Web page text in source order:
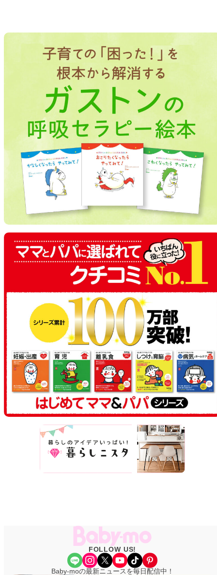
FOLLOW US!
Share Icon Instagram X YouTube TikTok Pinterest
Baby-moの最新ニュースを毎日配信中！